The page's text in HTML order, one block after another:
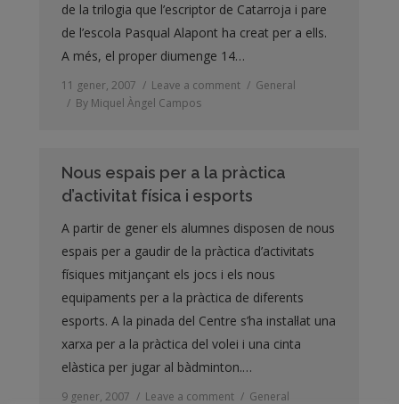
de la trilogia que l’escriptor de Catarroja i pare
de l’escola Pasqual Alapont ha creat per a ells.
A més, el proper diumenge 14…
11 gener, 2007 Leave a comment
General
By Miquel Àngel Campos
Nous espais per a la pràctica
d’activitat física i esports
A partir de gener els alumnes disposen de nous
espais per a gaudir de la pràctica d’activitats
físiques mitjançant els jocs i els nous
equipaments per a la pràctica de diferents
esports. A la pinada del Centre s’ha instal·lat una
xarxa per a la pràctica del volei i una cinta
elàstica per jugar al bàdminton.…
9 gener, 2007 Leave a comment
General